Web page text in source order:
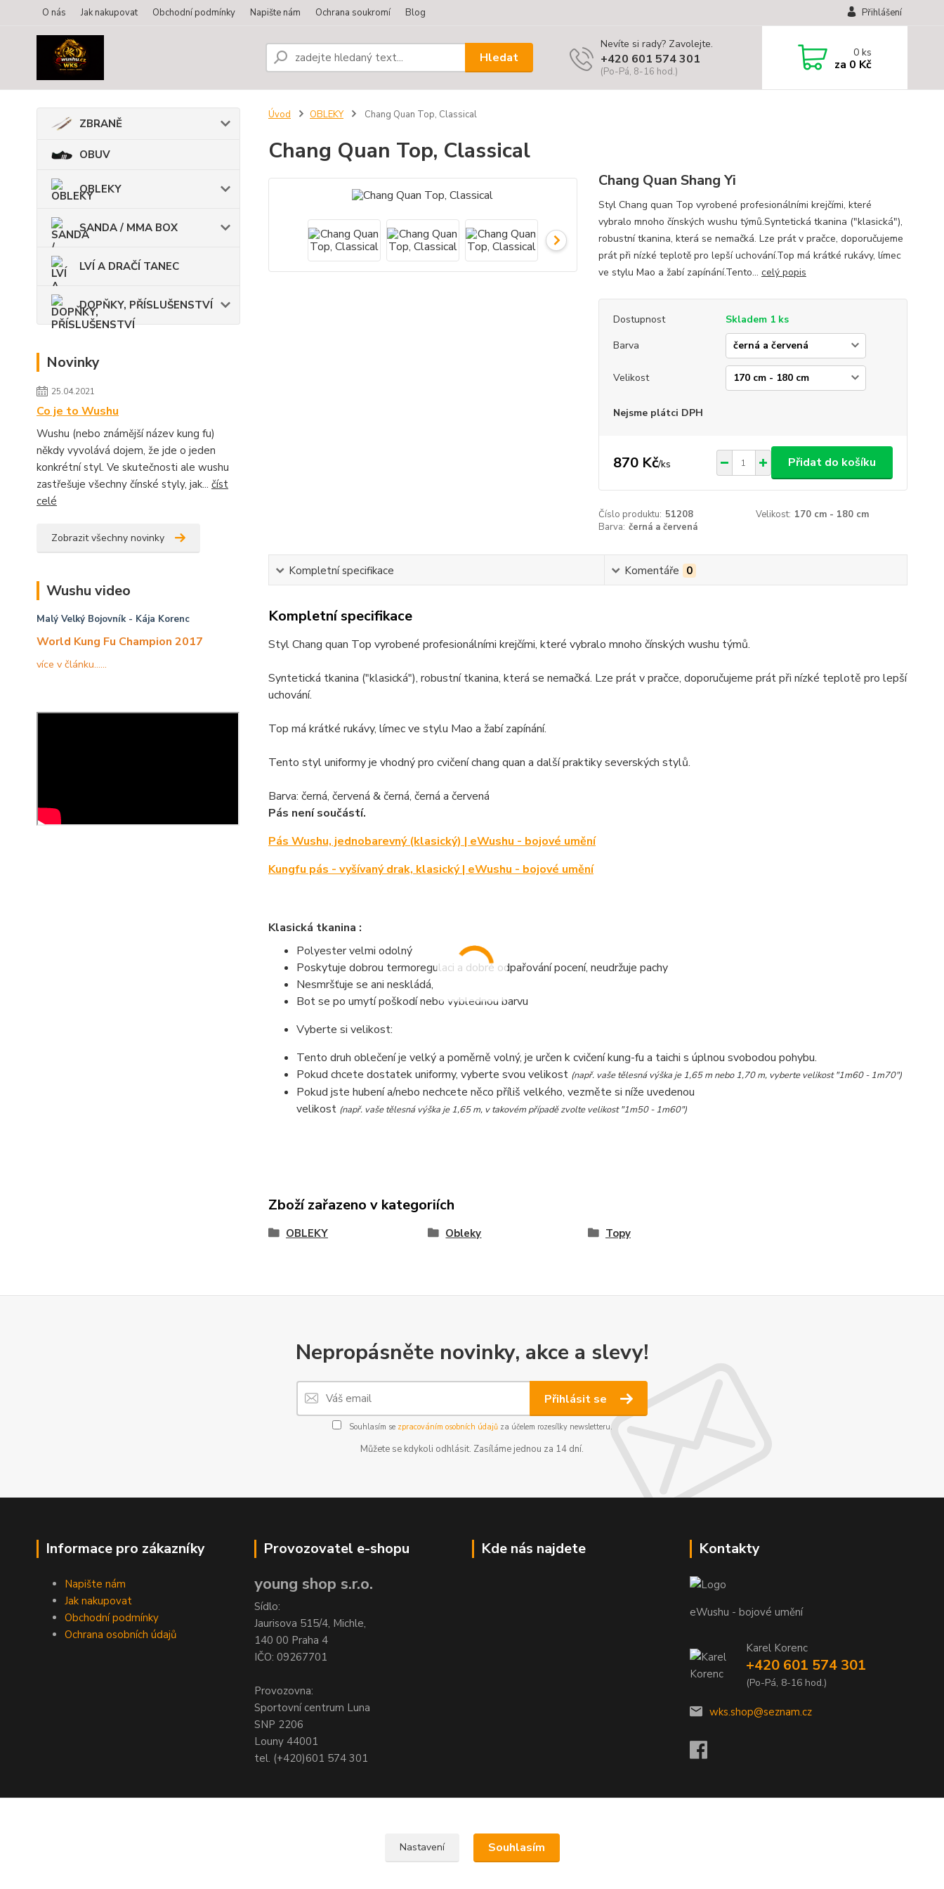
O nás Jak nakupovat Obchodní podmínky Napište nám Ochrana soukromí Blog Přihlášení
Hledat
Nevíte si rady? Zavolejte.
+420 601 574 301
(Po-Pá, 8-16 hod.)
0ks
za 0 Kč
ZBRANĚ
OBUV
OBLEKY
SANDA / MMA BOX
LVÍ A DRAČÍ TANEC
DOPŇKY, PŘÍSLUŠENSTVÍ
Novinky
25.04.2021
Co je to Wushu
Wushu (nebo známější název kung fu)
někdy vyvolává dojem, že jde o jeden
konkrétní styl. Ve skutečnosti ale wushu
zastřešuje všechny čínské styly, jak... číst
celé
Zobrazit všechny novinky
Wushu video
Malý Velký Bojovník- Kája Korenc
World Kung Fu Champion 2017
více v článku......
Úvod OBLEKY Chang Quan Top, Classical
Chang Quan Top, Classical
Chang Quan Shang Yi
Styl Chang quan Top vyrobené profesionálními krejčími, které
vybralo mnoho čínských wushu týmů.Syntetická tkanina ("klasická"),
robustní tkanina, která se nemačká. Lze prát v pračce, doporučujeme
prát při nízké teplotě pro lepší uchování.Top má krátké rukávy, límec
ve stylu Mao a žabí zapínání.Tento... celý popis
Dostupnost
Skladem 1 ks
Barva
Velikost
Nejsme plátci DPH
870 Kč/ks Přidat do košíku
Číslo produktu: 51208 Velikost: 170 cm - 180 cm
Barva: černá a červená
Kompletní specifikace Komentáře 0
Kompletní specifikace
Styl Chang quan Top vyrobené profesionálními krejčími, které vybralo mnoho čínských wushu týmů.
Syntetická tkanina ("klasická"), robustní tkanina, která se nemačká. Lze prát v pračce, doporučujeme prát při nízké teplotě pro lepší
uchování.
Top má krátké rukávy, límec ve stylu Mao a žabí zapínání.
Tento styl uniformy je vhodný pro cvičení chang quan a další praktiky severských stylů.
Barva: černá, červená & černá, černá a červená
Pás není součástí.
Pás Wushu, jednobarevný (klasický) | eWushu - bojové umění
Kungfu pás - vyšívaný drak, klasický | eWushu - bojové umění
Klasická tkanina :
Polyester velmi odolný
Poskytuje dobrou termoregulaci a dobré odpařování pocení, neudržuje pachy
Nesmršťuje se ani neskládá,
Bot se po umytí poškodí nebo vyblednou barvu
Vyberte si velikost:
Tento druh oblečení je velký a poměrně volný, je určen k cvičení kung-fu a taichi s úplnou svobodou pohybu.
Pokud chcete dostatek uniformy, vyberte svou velikost (např. vaše tělesná výška je 1,65 m nebo 1,70 m, vyberte velikost "1m60 - 1m70")
Pokud jste hubení a/nebo nechcete něco příliš velkého, vezměte si níže uvedenou
velikost (např. vaše tělesná výška je 1,65 m, v takovém případě zvolte velikost "1m50 - 1m60")
Zboží zařazeno v kategoriích
OBLEKY Obleky Topy
Nepropásněte novinky, akce a slevy!
Přihlásit se
Souhlasím se zpracováním osobních údajůza účelem rozesílky newsletteru.
Můžete se kdykoli odhlásit. Zasíláme jednou za 14 dní.
Informace pro zákazníky
Napište nám
Jak nakupovat
Obchodní podmínky
Ochrana osobních údajů
Provozovatel e-shopu
young shop s.r.o.
Sídlo:
Jaurisova 515/4, Michle,
140 00 Praha 4
IČO: 09267701
Provozovna:
Sportovní centrum Luna
SNP 2206
Louny 44001
tel. (+420)601 574 301
Kde nás najdete Kontakty
eWushu - bojové umění
Karel Korenc
+420 601 574 301
(Po-Pá, 8-16 hod.)
wks.shop@seznam.cz
Nastavení Souhlasím